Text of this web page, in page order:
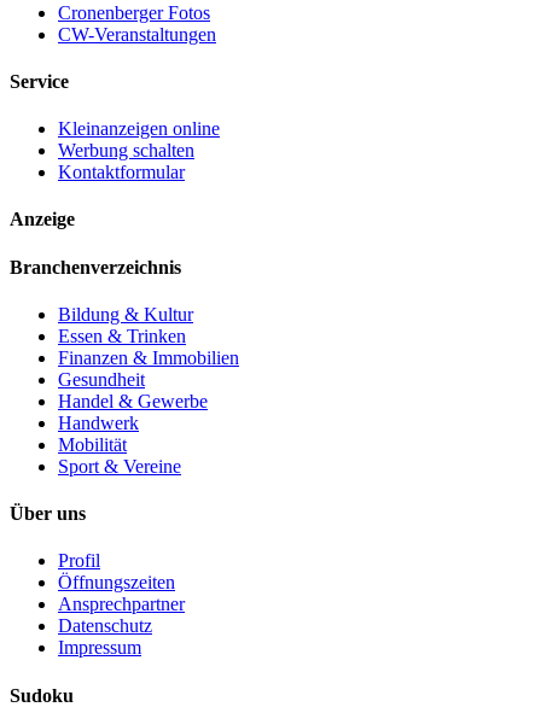
Cronenberger Fotos
CW-Veranstaltungen
Service
Kleinanzeigen online
Werbung schalten
Kontaktformular
Anzeige
Branchenverzeichnis
Bildung & Kultur
Essen & Trinken
Finanzen & Immobilien
Gesundheit
Handel & Gewerbe
Handwerk
Mobilität
Sport & Vereine
Über uns
Profil
Öffnungszeiten
Ansprechpartner
Datenschutz
Impressum
Sudoku